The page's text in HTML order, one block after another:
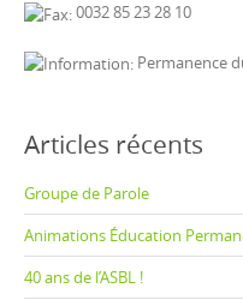
0032 85 23 28 10
Permanence
Articles récents
Groupe de Parole
Animations Éducation
40 ans de l’ASBL !